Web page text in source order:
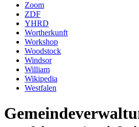
Zoom
ZDF
YHRD
Wortherkunft
Workshop
Woodstock
Windsor
William
Wikipedia
Westfalen